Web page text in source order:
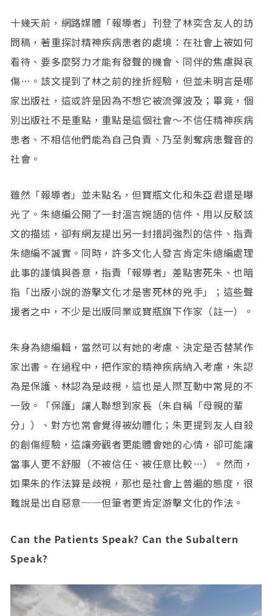
十幾天前，網路媒體「報導者」刊登了林奕含友人的訪
問稿，著重探討精神疾病患者的處境：在社會上被如何
看待、要多麼努力才能有發聲的機會、同伴的焦慮與哀
傷…。該文提到了林之前的挫折經驗，但並未明言是哪
家出版社，這或許是因為不想它被流彈波及；畢竟，個
別出版社不是重點，重點是這個社會～不信任精神疾病
患者、不相信他們能為自己負責、乃至剝奪病患聲音的
社會。
雖然「報導者」並未點名，但寶瓶文化和朱亞君還是曝
光了。朱總編公開了一封溫言婉語的信件、用以反駁該
文的描述，卻有網友提出另一封措詞強烈的信件、指責
朱總編不誠實。同時，許多文化人發言肯定朱總編處理
此事的謹慎與善意，指責「報導者」差點害死朱、也暗
指「出版小說的游擊文化才是害死林的兇手」；這些聲
援者之中，不少是出版同業或寶瓶旗下作家（註一）。
朱身為總編輯，當然可以有她的考慮、決定是否替某作
家出書。在過程中，把作家的精神疾病納入考慮，朱認
為是保護、林認為是歧視，這也是人際互動中常見的不
一致。「保護」讓人聯想到家長（朱自稱「母親的輩
分」）、對方也常會覺得被幼體化；朱更提到友人自殺
的創傷經驗，這讓旁觀者更能體會她的心情，卻可能讓
當事人更不舒服（不被信任、被任意比較…）。然而，
如果朱的作法算是歧視，那也是社會上普遍的態度，很
難說是出自惡意──但筆者更肯定游擊文化的作法。
Can the Patients Speak? Can the Subaltern
Speak?